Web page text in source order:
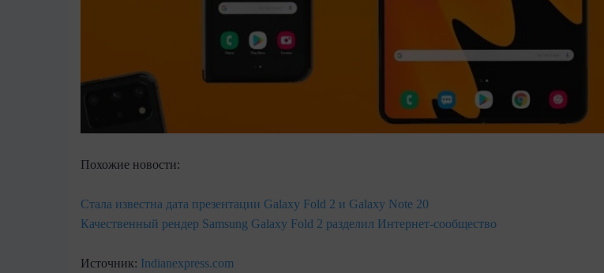
Похожие новости:
Стала известна дата презентации Galaxy Fold 2 и Galaxy Note 20
Качественный рендер Samsung Galaxy Fold 2 разделил Интернет-сообщество
Источник: Indianexpress.com